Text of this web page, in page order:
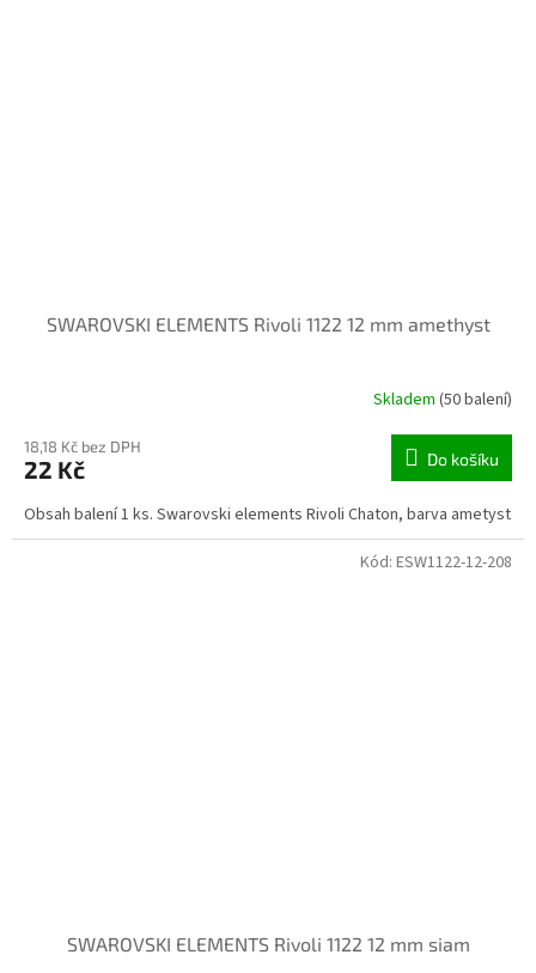
SWAROVSKI ELEMENTS Rivoli 1122 12 mm amethyst
Skladem (50 balení)
18,18 Kč bez DPH
22 Kč Do košíku
Obsah balení 1 ks. Swarovski elements Rivoli Chaton, barva ametyst
SWAROVSKI ELEMENTS Rivoli 1122 12 mm siam
Kód: ESW1122-12-208